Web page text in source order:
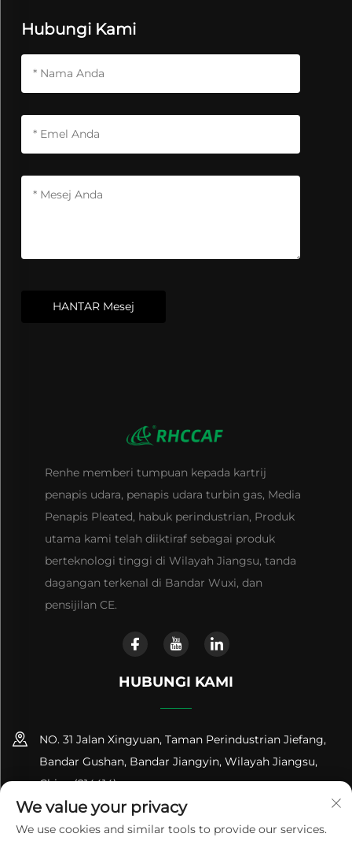
Hubungi Kami
HANTAR Mesej
Renhe memberi tumpuan kepada kartrij
penapis udara, penapis udara turbin gas, Media
Penapis Pleated, habuk perindustrian, Produk
utama kami telah diiktiraf sebagai produk
berteknologi tinggi di Wilayah Jiangsu, tanda
dagangan terkenal di Bandar Wuxi, dan
pensijilan CE.
HUBUNGI KAMI
NO. 31 Jalan Xingyuan, Taman Perindustrian Jiefang,
Bandar Gushan, Bandar Jiangyin, Wilayah Jiangsu,
China (214414)
+86-18961600368
We value your privacy
We use cookies and similar tools to provide our services.